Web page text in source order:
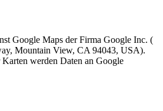
Google Maps der Firma Google Inc. (
Mountain View, CA 94043, USA).
werden Daten an Google